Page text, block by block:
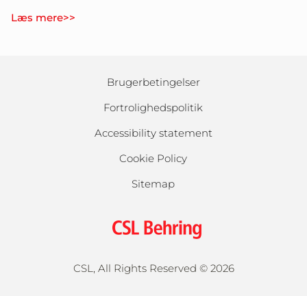
Læs mere>>
Brugerbetingelser
Fortrolighedspolitik
Accessibility statement
Cookie Policy
Sitemap
CSL, All Rights Reserved © 2026